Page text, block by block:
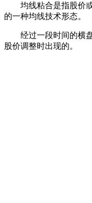
均线粘合是指股价或
的一种均线技术形态。
经过一段时间的横盘
股价调整时出现的。